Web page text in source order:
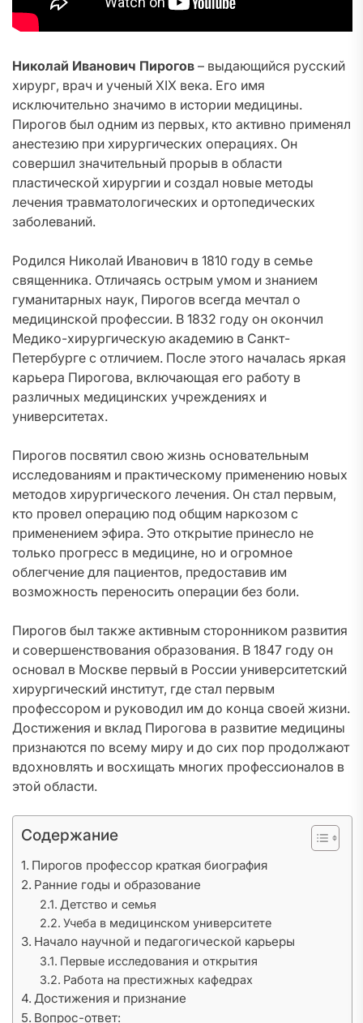
Николай Иванович Пирогов – выдающийся русский
хирург, врач и ученый XIX века. Его имя
исключительно значимо в истории медицины.
Пирогов был одним из первых, кто активно применял
анестезию при хирургических операциях. Он
совершил значительный прорыв в области
пластической хирургии и создал новые методы
лечения травматологических и ортопедических
заболеваний.
Родился Николай Иванович в 1810 году в семье
священника. Отличаясь острым умом и знанием
гуманитарных наук, Пирогов всегда мечтал о
медицинской профессии. В 1832 году он окончил
Медико-хирургическую академию в Санкт-
Петербурге с отличием. После этого началась яркая
карьера Пирогова, включающая его работу в
различных медицинских учреждениях и
университетах.
Пирогов посвятил свою жизнь основательным
исследованиям и практическому применению новых
методов хирургического лечения. Он стал первым,
кто провел операцию под общим наркозом с
применением эфира. Это открытие принесло не
только прогресс в медицине, но и огромное
облегчение для пациентов, предоставив им
возможность переносить операции без боли.
Пирогов был также активным сторонником развития
и совершенствования образования. В 1847 году он
основал в Москве первый в России университетский
хирургический институт, где стал первым
профессором и руководил им до конца своей жизни.
Достижения и вклад Пирогова в развитие медицины
признаются по всему миру и до сих пор продолжают
вдохновлять и восхищать многих профессионалов в
этой области.
Содержание
Пирогов профессор краткая биография
Ранние годы и образование
Детство и семья
Учеба в медицинском университете
Начало научной и педагогической карьеры
Первые исследования и открытия
Работа на престижных кафедрах
Достижения и признание
Вопрос-ответ: